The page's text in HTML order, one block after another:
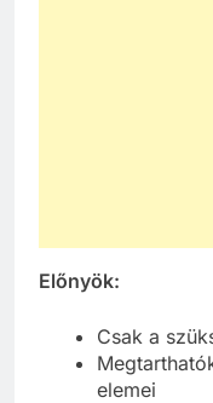
Előnyök:
Csak a
elemei